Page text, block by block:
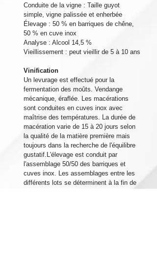
Conduite de la vigne : Taille guyot
simple, vigne palissée et enherbée
Élevage : 50 % en barriques de chêne,
50 % en cuve inox
Analyse : Alcool 14,5 %
Vieillissement : peut vieillir de 5 à 10 ans
Vinification
Un levurage est effectué pour la
fermentation des moûts. Vendange
mécanique, éraflée. Les macérations
sont conduites en cuves inox avec
maîtrise des températures. La durée de
macération varie de 15 à 20 jours selon
la qualité de la matière première mais
toujours dans la recherche de l'équilibre
gustatif.L'élevage est conduit par
l'assemblage 50/50 des barriques et
cuves inox. Les assemblages entre les
différents lots se déterminent à la fin de